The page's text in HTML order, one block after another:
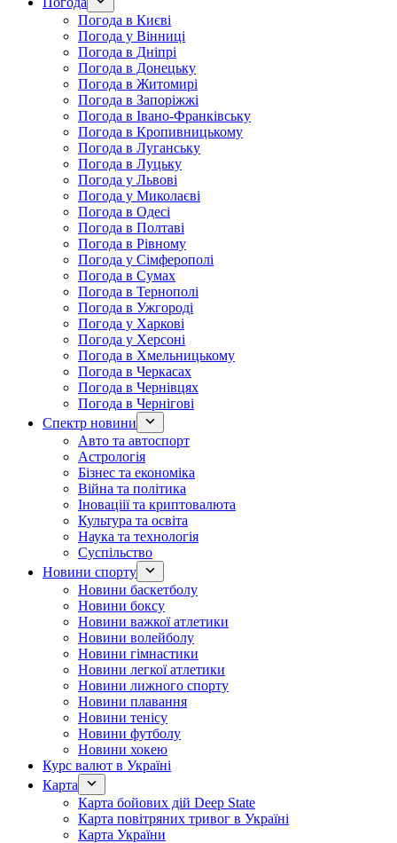
Погода в Києві
Погода у Вінниці
Погода в Дніпрі
Погода в Донецьку
Погода в Житомирі
Погода в Запоріжжі
Погода в Івано-Франківську
Погода в Кропивницькому
Погода в Луганську
Погода в Луцьку
Погода у Львові
Погода у Миколаєві
Погода в Одесі
Погода в Полтаві
Погода в Рівному
Погода у Сімферополі
Погода в Сумах
Погода в Тернополі
Погода в Ужгороді
Погода у Харкові
Погода у Херсоні
Погода в Хмельницькому
Погода в Черкасах
Погода в Чернівцях
Погода в Чернігові
Спектр новини
Авто та автоспорт
Астрологія
Бізнес та економіка
Війна та політика
Іноваціії та криптовалюта
Культура та освіта
Наука та технологія
Суспільство
Новини спорту
Новини баскетболу
Новини боксу
Новини важкої атлетики
Новини волейболу
Новини гімнастики
Новини легкої атлетики
Новини лижного спорту
Новини плавання
Новини тенісу
Новини футболу
Новини хокею
Курс валют в Україні
Карта
Карта бойових дій Deep State
Карта повітряних тривог в Україні
Карта України